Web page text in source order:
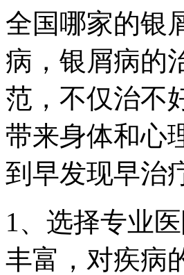
全国哪家的银
病，银屑病的
范，不仅治不
带来身体和心
到早发现早治
1、选择专业
丰富，对疾病